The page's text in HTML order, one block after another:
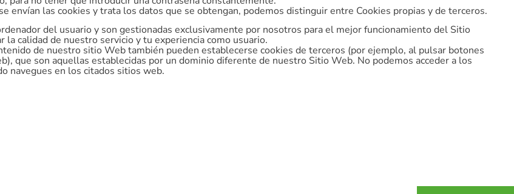
envían las cookies y trata los datos que se obtengan, podemos distinguir entre Cookies propias y de terceros.
del usuario y son gestionadas exclusivamente por nosotros para el mejor funcionamiento del Sitio
calidad de nuestro servicio y tu experiencia como usuario.
de nuestro sitio Web también pueden establecerse cookies de terceros (por ejemplo, al pulsar botones
que son aquellas establecidas por un dominio diferente de nuestro Sitio Web. No podemos acceder a los
navegues en los citados sitios web.